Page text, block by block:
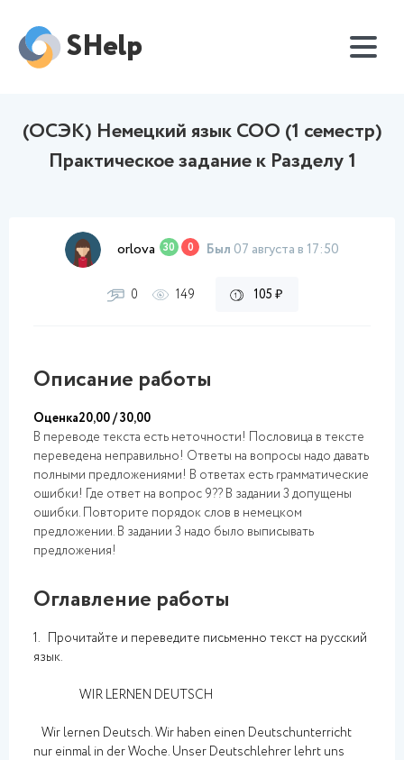
SHelp
(ОСЭК) Немецкий язык СОО (1 семестр)
Практическое задание к Разделу 1
orlova 30 0 Был 07 августа в 17:50
0 149 105 ₽
Описание работы
Оценка20,00 / 30,00
В переводе текста есть неточности! Пословица в тексте
переведена неправильно! Ответы на вопросы надо давать
полными предложениями! В ответах есть грамматические
ошибки! Где ответ на вопрос 9?? В задании 3 допущены
ошибки. Повторите порядок слов в немецком
предложении. В задании 3 надо было выписывать
предложения!
Оглавление работы
1. Прочитайте и переведите письменно текст на русский
язык.
WIR LERNEN DEUTSCH
Wir lernen Deutsch. Wir haben einen Deutschunterricht
nur einmal in der Woche. Unser Deutschlehrer lehrt uns